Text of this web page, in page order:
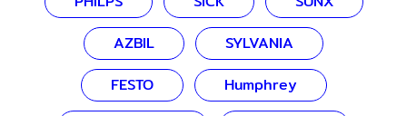
AZBIL
SYLVANIA
FESTO
Humphrey